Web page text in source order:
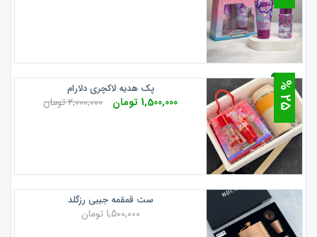
2
5
%
پک هدیه لاکچری دلارام
1,500,000 تومان 2,000,000 تومان
ست قمقمه جیبی رزگلد
1,500,000 تومان